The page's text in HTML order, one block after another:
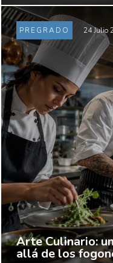
PREGRADO 24 Julio
Arte Culinario:
allá de los